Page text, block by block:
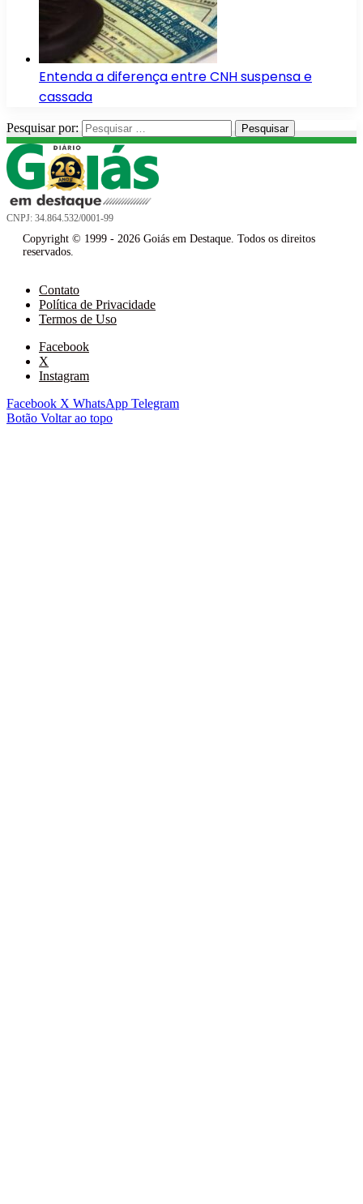
Entenda a diferença entre CNH suspensa e
cassada
Pesquisar por:
CNPJ: 34.864.532/0001-99
Copyright © 1999 - 2026 Goiás em Destaque. Todos os direitos
reservados.
Contato
Política de Privacidade
Termos de Uso
Facebook
X
Instagram
Facebook X WhatsApp Telegram
Botão Voltar ao topo